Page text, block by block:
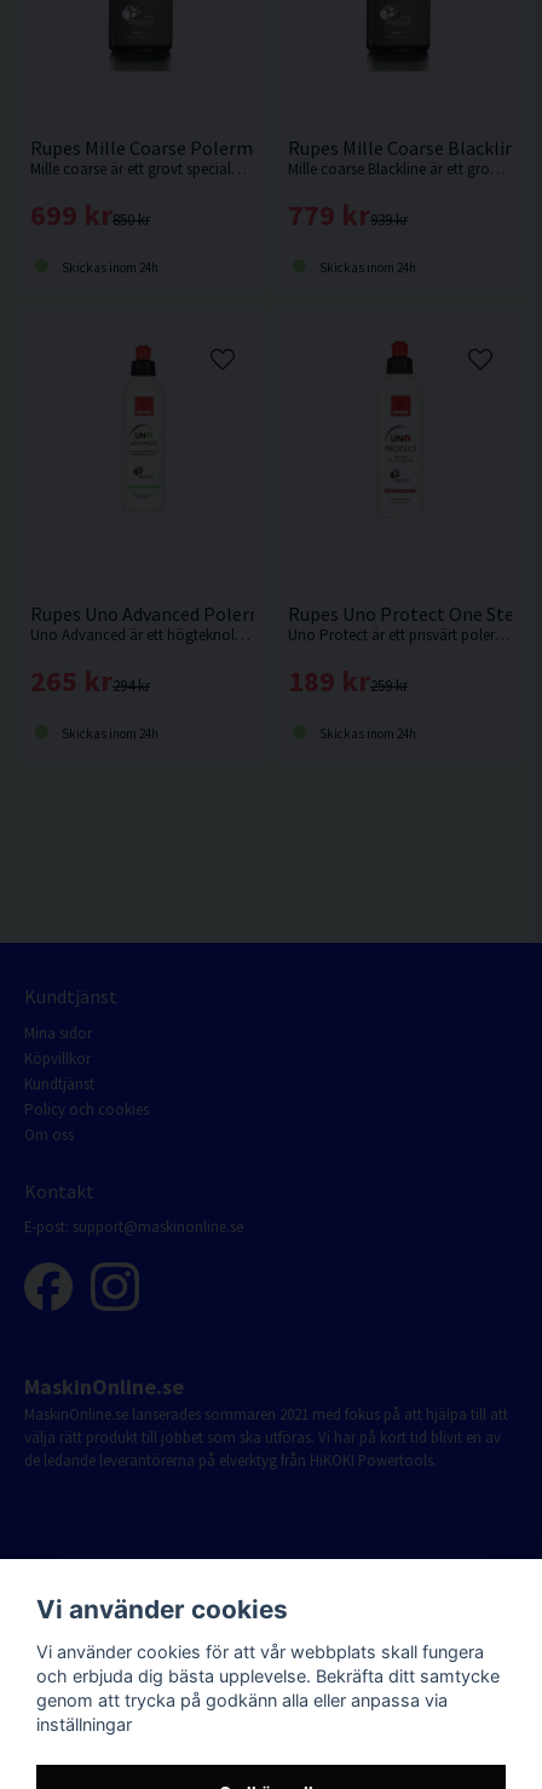
Rupes Mille Coarse Polermedel 1L
Mille coarse är ett grovt specialpolermedel för ljusa lacktyper, kolfiber, gelcoat samt andra kompositmaterial.
850 kr
699 kr
Skickas inom 24h
Rupes Mille Coarse Blackline
Mille coarse Blackline är ett grovt specialpolermedel för mörka lacker, gelcoat, kolfiber samt andra kompositmaterial.
939 kr
779 kr
Skickas inom 24h
Rupes Uno Advanced Polermedel 250ml
Uno Advanced är ett högteknologiskt lackskydd och polermedel, formulerat och producerat av Rupes egna fabrik i Milano Italien.
294 kr
265 kr
Skickas inom 24h
Rupes Uno Protect One Step
Uno Protect är ett prisvärt polermedel som både polerar och skyddar ditt fordon i ett steg.
259 kr
189 kr
Skickas inom 24h
Kundtjänst
Mina sidor
Köpvillkor
Kundtjänst
Policy och cookies
Om oss
Kontakt
E-post: support@maskinonline.se
MaskinOnline.se
MaskinOnline.se lanserades sommaren 2021 med fokus på att hjälpa till att
välja rätt produkt till jobbet som ska utföras. Vi har på kort tid blivit en av
de ledande leverantörerna på elverktyg från HiKOKI Powertools.
Vi använder cookies
Vi använder cookies för att vår webbplats skall fungera
och erbjuda dig bästa upplevelse. Bekräfta ditt samtycke
genom att trycka på godkänn alla eller anpassa via
inställningar